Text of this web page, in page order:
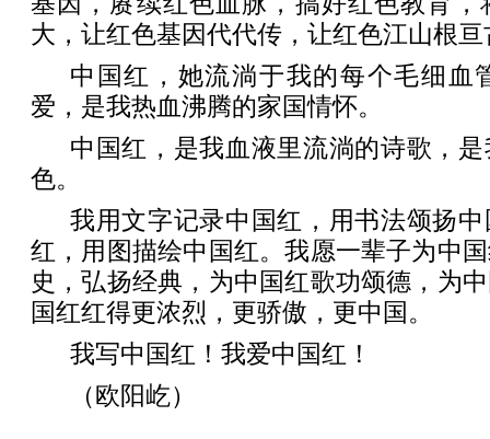
大，让红色基因代代传，让红色江山根
中国红，她流淌于我的每个毛细血
爱，是我热血沸腾的家国情怀。
中国红，是我血液里流淌的诗歌，
色。
我用文字记录中国红，用书法颂扬
红，用图描绘中国红。我愿一辈子为中
史，弘扬经典，为中国红歌功颂德，为
国红红得更浓烈，更骄傲，更中国。
我写中国红！我爱中国红！
（欧阳屹）